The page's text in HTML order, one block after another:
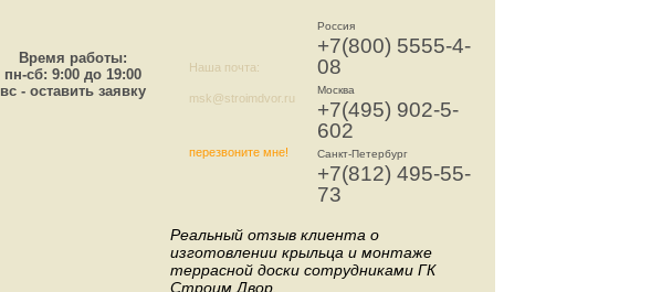
Время работы:
пн-сб: 9:00 до 19:00
вс - оставить заявку
Наша почта:
msk@stroimdvor.ru
перезвоните мне!
Россия
+7(800) 5555-4-
08
Москва
+7(495) 902-5-
602
Санкт-Петербург
+7(812) 495-55-
73
Реальный отзыв клиента о
изготовлении крыльца и монтаже
террасной доски сотрудниками ГК
Строим Двор.